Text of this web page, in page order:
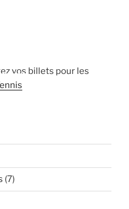
vos billets pour les
(7)